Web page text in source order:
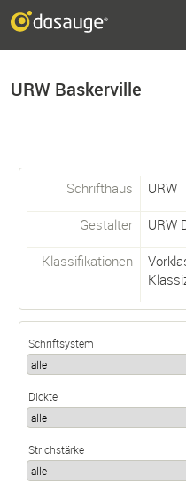
URW Baskerville
Schrifthaus URW
Gestalter URW
Klassifikationen
Schriftsystem
Dickte
Strichstärke